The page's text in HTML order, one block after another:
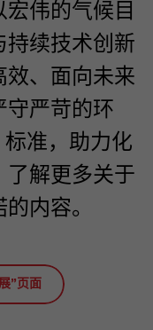
伟的气候目
持续技术创新
效、面向未来
守严苛的环
标准，助力化
了解更多关于
内容。
”页面